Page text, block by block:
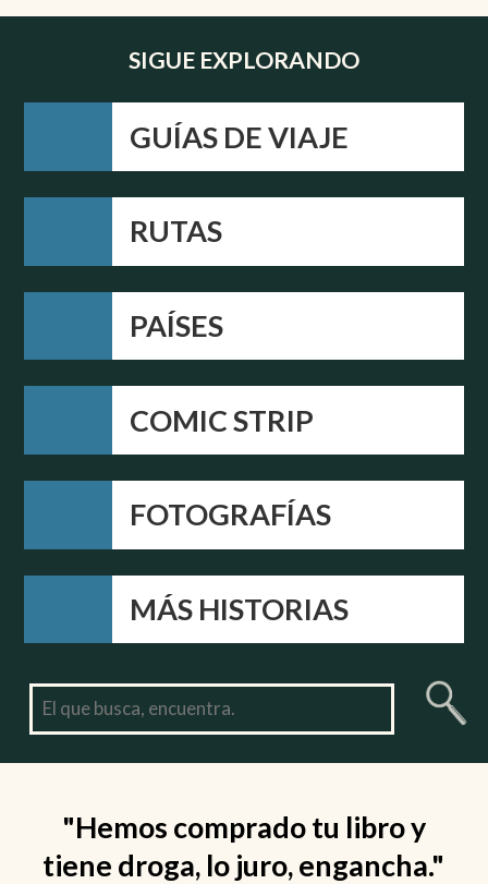
SIGUE EXPLORANDO
GUÍAS DE VIAJE
RUTAS
PAÍSES
COMIC STRIP
FOTOGRAFÍAS
MÁS HISTORIAS
"Hemos comprado tu libro y
tiene droga, lo juro, engancha."